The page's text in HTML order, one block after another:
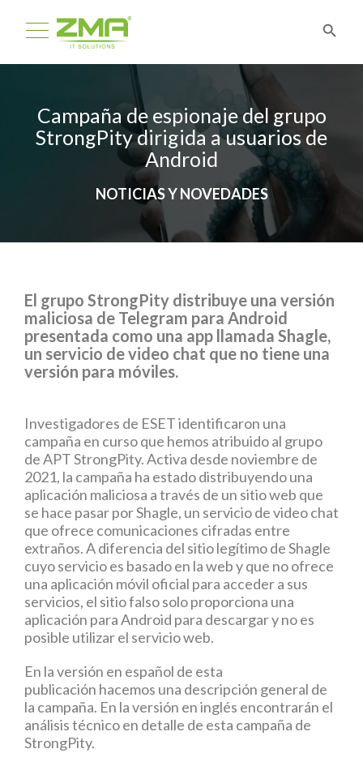
Campaña de espionaje del grupo
StrongPity dirigida a usuarios de
Android
NOTICIAS Y NOVEDADES
El grupo StrongPity distribuye una versión
maliciosa de Telegram para Android
presentada como una app llamada Shagle,
un servicio de video chat que no tiene una
versión para móviles.
Investigadores de ESET identificaron una
campaña en curso que hemos atribuido al grupo
de APT StrongPity. Activa desde noviembre de
2021, la campaña ha estado distribuyendo una
aplicación maliciosa a través de un sitio web que
se hace pasar por Shagle, un servicio de video chat
que ofrece comunicaciones cifradas entre
extraños. A diferencia del sitio legítimo de Shagle
cuyo servicio es basado en la web y que no ofrece
una aplicación móvil oficial para acceder a sus
servicios, el sitio falso solo proporciona una
aplicación para Android para descargar y no es
posible utilizar el servicio web.
En la versión en español de esta
publicación hacemos una descripción general de
la campaña. En la versión en inglés encontrarán el
análisis técnico en detalle de esta campaña de
StrongPity.